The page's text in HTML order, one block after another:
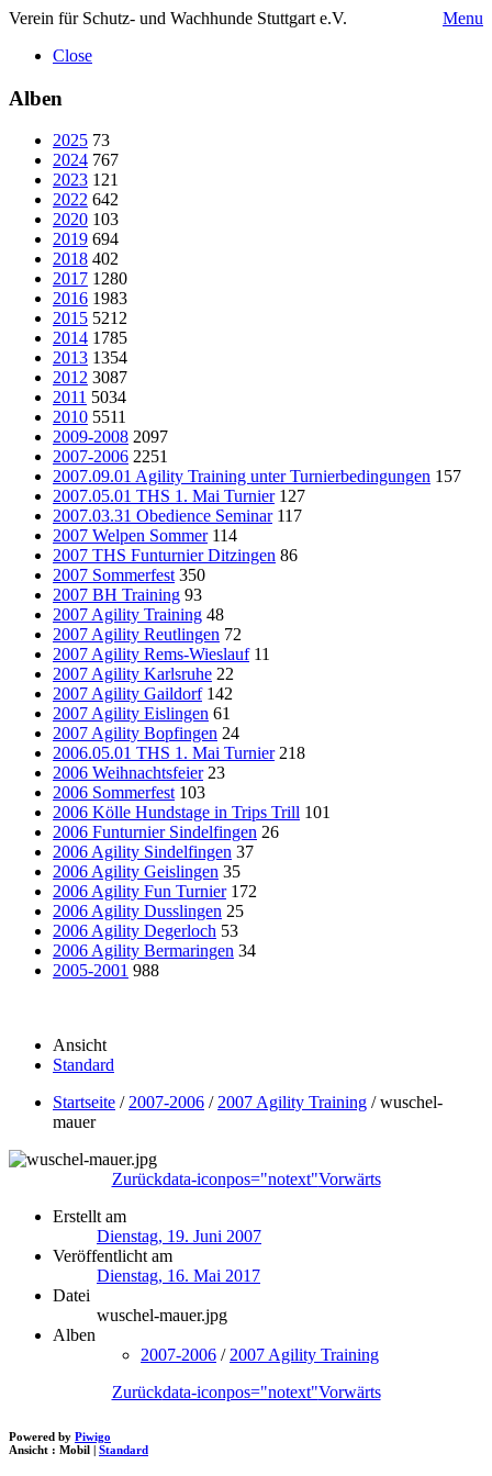
Verein für Schutz- und Wachhunde Stuttgart e.V.
Menu
Close
Alben
2025 73
2024 767
2023 121
2022 642
2020 103
2019 694
2018 402
2017 1280
2016 1983
2015 5212
2014 1785
2013 1354
2012 3087
2011 5034
2010 5511
2009-2008 2097
2007-2006 2251
2007.09.01 Agility Training unter Turnierbedingungen 157
2007.05.01 THS 1. Mai Turnier 127
2007.03.31 Obedience Seminar 117
2007 Welpen Sommer 114
2007 THS Funturnier Ditzingen 86
2007 Sommerfest 350
2007 BH Training 93
2007 Agility Training 48
2007 Agility Reutlingen 72
2007 Agility Rems-Wieslauf 11
2007 Agility Karlsruhe 22
2007 Agility Gaildorf 142
2007 Agility Eislingen 61
2007 Agility Bopfingen 24
2006.05.01 THS 1. Mai Turnier 218
2006 Weihnachtsfeier 23
2006 Sommerfest 103
2006 Kölle Hundstage in Trips Trill 101
2006 Funturnier Sindelfingen 26
2006 Agility Sindelfingen 37
2006 Agility Geislingen 35
2006 Agility Fun Turnier 172
2006 Agility Dusslingen 25
2006 Agility Degerloch 53
2006 Agility Bermaringen 34
2005-2001 988
Ansicht
Standard
Startseite /2007-2006 /2007 Agility Training /wuschel-
mauer
Zurückdata-iconpos="notext"Vorwärts
Erstellt am
Dienstag, 19. Juni 2007
Veröffentlicht am
Dienstag, 16. Mai 2017
Datei
wuschel-mauer.jpg
Alben
2007-2006 /2007 Agility Training
Zurückdata-iconpos="notext"Vorwärts
Powered by Piwigo
Ansicht : Mobil Standard